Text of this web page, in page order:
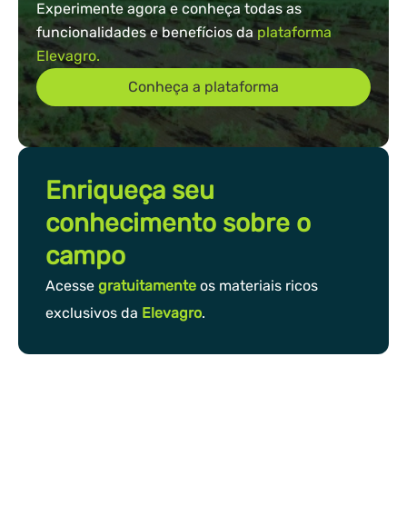
Experimente agora e conheça todas as
funcionalidades e benefícios daplataforma
Elevagro.
Conheça a plataforma
Enriqueça seu
conhecimento sobre o
campo
Acesse gratuitamente os materiais ricos
exclusivos da Elevagro.